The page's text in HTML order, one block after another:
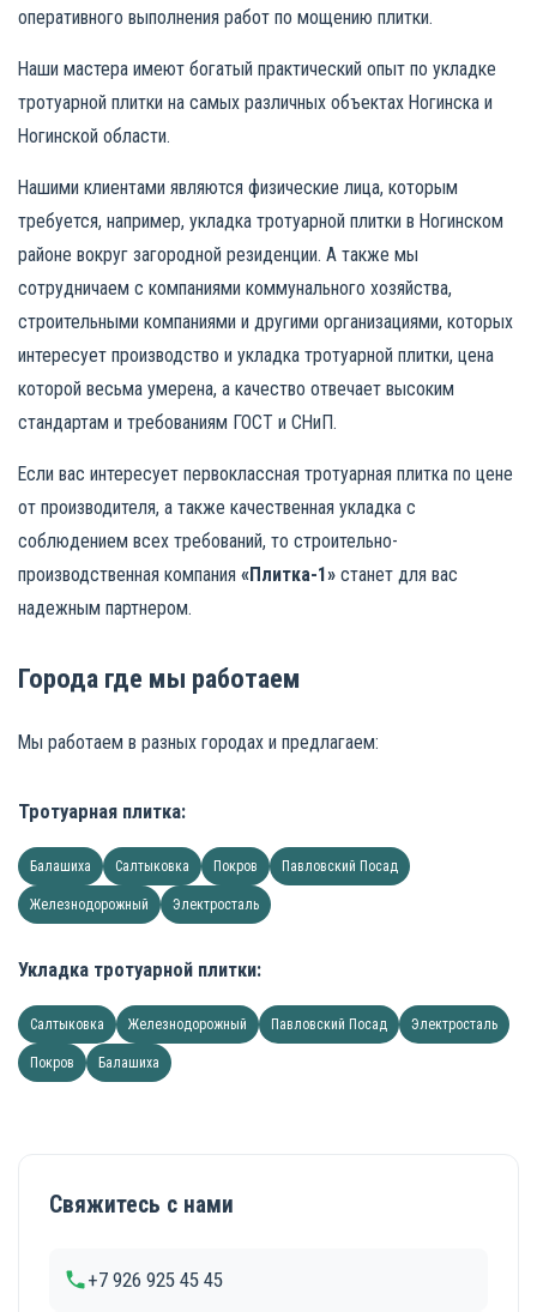
оперативного выполнения работ по мощению плитки.
Наши мастера имеют богатый практический опыт по укладке
тротуарной плитки на самых различных объектах Ногинска и
Ногинской области.
Нашими клиентами являются физические лица, которым
требуется, например, укладка тротуарной плитки в Ногинском
районе вокруг загородной резиденции. А также мы
сотрудничаем с компаниями коммунального хозяйства,
строительными компаниями и другими организациями, которых
интересует производство и укладка тротуарной плитки, цена
которой весьма умерена, а качество отвечает высоким
стандартам и требованиям ГОСТ и СНиП.
Если вас интересует первоклассная тротуарная плитка по цене
от производителя, а также качественная укладка с
соблюдением всех требований, то строительно-
производственная компания «Плитка-1» станет для вас
надежным партнером.
Города где мы работаем
Мы работаем в разных городах и предлагаем:
Тротуарная плитка:
Балашиха Салтыковка Покров Павловский Посад
Железнодорожный Электросталь
Укладка тротуарной плитки:
Салтыковка Железнодорожный Павловский Посад Электросталь
Покров Балашиха
Свяжитесь с нами
+7 926 925 45 45